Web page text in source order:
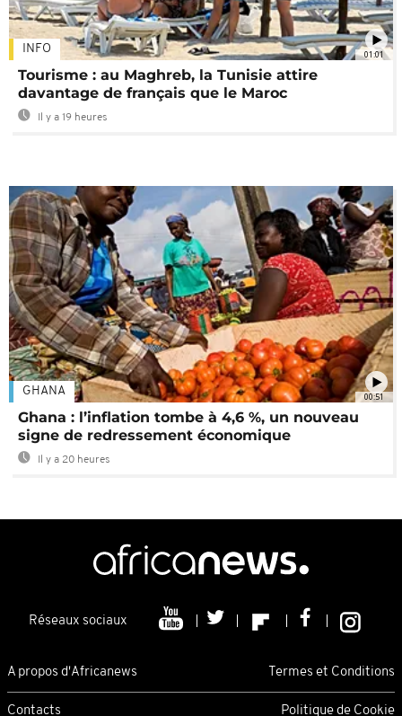
01:01
INFO
Tourisme : au Maghreb, la Tunisie attire
davantage de français que le Maroc
Il y a 19 heures
00:51
GHANA
Ghana : l’inflation tombe à 4,6 %, un nouveau
signe de redressement économique
Il y a 20 heures
Réseaux sociaux
A propos d'Africanews Termes et Conditions
Contacts Politique de Cookie